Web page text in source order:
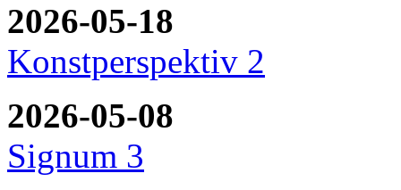
2026-05-18
Konstperspektiv 2
2026-05-08
Signum 3